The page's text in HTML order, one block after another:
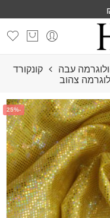
עבה
קונקורד
צהוב
-25%